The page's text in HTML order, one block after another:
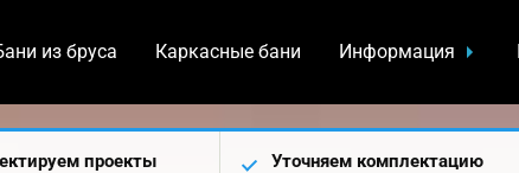
из бруса Каркасные бани Информация
проекты Уточняем комплектацию